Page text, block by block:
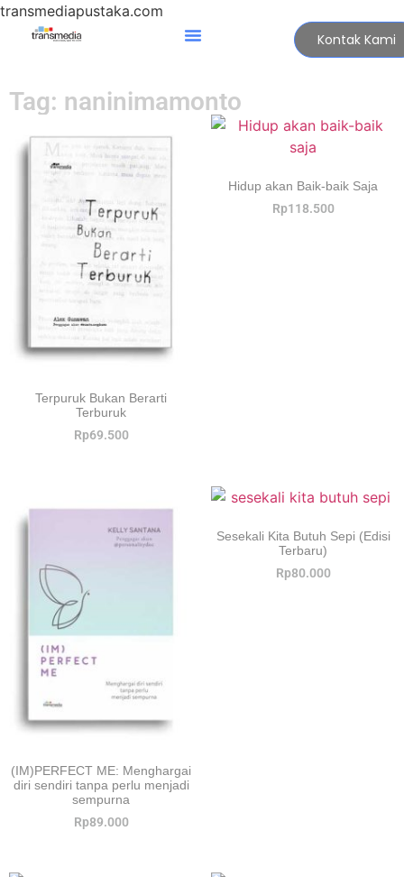
transmediapustaka.com
Kontak Kami
Tag: naninimamonto
Terpuruk Bukan Berarti
Terburuk
Rp69.500
Hidup akan Baik-baik Saja
Rp118.500
(IM)PERFECT ME: Menghargai
diri sendiri tanpa perlu menjadi
sempurna
Rp89.000
Sesekali Kita Butuh Sepi (Edisi
Terbaru)
Rp80.000